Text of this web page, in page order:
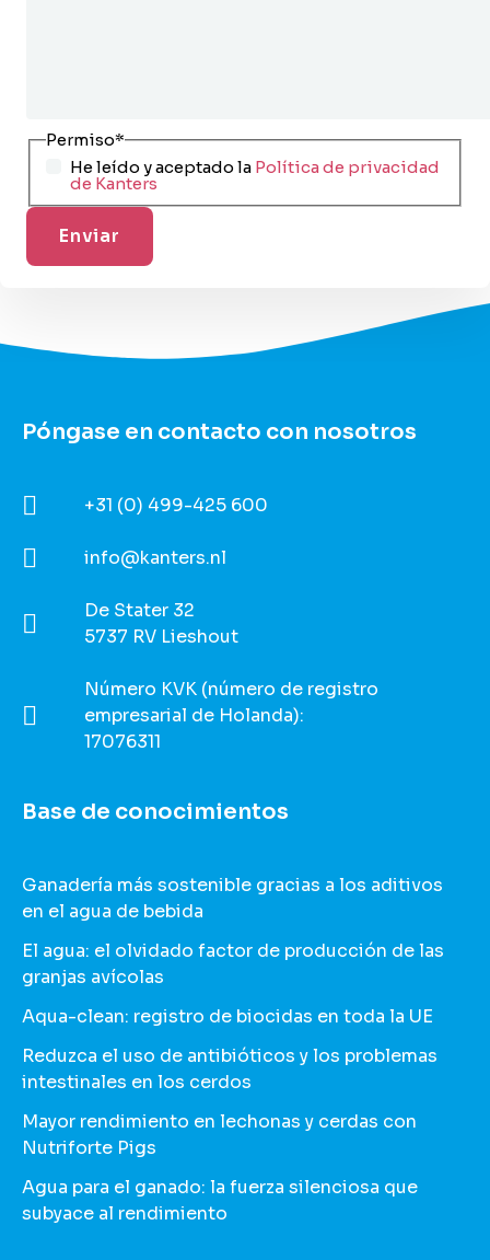
Permiso*
He leído y aceptado la Política de privacidad
de Kanters
Póngase en contacto con nosotros
+31 (0) 499-425 600
info@kanters.nl
De Stater 32
5737 RV Lieshout
Número KVK (número de registro
empresarial de Holanda):
17076311
Base de conocimientos
Ganadería más sostenible gracias a los aditivos
en el agua de bebida
El agua: el olvidado factor de producción de las
granjas avícolas
Aqua-clean: registro de biocidas en toda la UE
Reduzca el uso de antibióticos y los problemas
intestinales en los cerdos
Mayor rendimiento en lechonas y cerdas con
Nutriforte Pigs
Agua para el ganado: la fuerza silenciosa que
subyace al rendimiento